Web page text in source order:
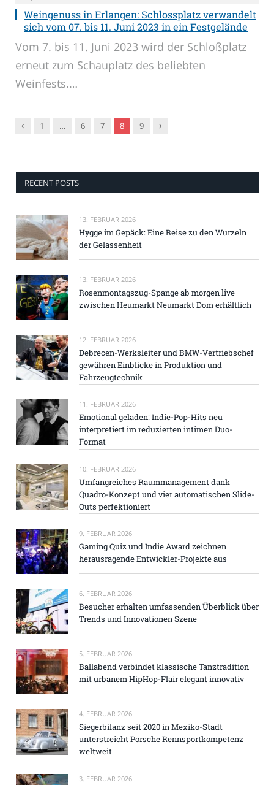
Weingenuss in Erlangen: Schlossplatz verwandelt
sich vom 07. bis 11. Juni 2023 in ein Festgelände
Vom 7. bis 11. Juni 2023 wird der Schloßplatz
erneut zum Schauplatz des beliebten
Weinfests.…
Vorgänger
1 … 6 7 8 9 Nachfolger
RECENT POSTS
13. FEBRUAR 2026
Hygge im Gepäck: Eine Reise zu den Wurzeln
der Gelassenheit
13. FEBRUAR 2026
Rosenmontagszug-Spange ab morgen live
zwischen Heumarkt Neumarkt Dom erhältlich
12. FEBRUAR 2026
Debrecen-Werksleiter und BMW-Vertriebschef
gewähren Einblicke in Produktion und
Fahrzeugtechnik
11. FEBRUAR 2026
Emotional geladen: Indie-Pop-Hits neu
interpretiert im reduzierten intimen Duo-
Format
10. FEBRUAR 2026
Umfangreiches Raummanagement dank
Quadro-Konzept und vier automatischen Slide-
Outs perfektioniert
9. FEBRUAR 2026
Gaming Quiz und Indie Award zeichnen
herausragende Entwickler-Projekte aus
6. FEBRUAR 2026
Besucher erhalten umfassenden Überblick über
Trends und Innovationen Szene
5. FEBRUAR 2026
Ballabend verbindet klassische Tanztradition
mit urbanem HipHop-Flair elegant innovativ
4. FEBRUAR 2026
Siegerbilanz seit 2020 in Mexiko-Stadt
unterstreicht Porsche Rennsportkompetenz
weltweit
3. FEBRUAR 2026